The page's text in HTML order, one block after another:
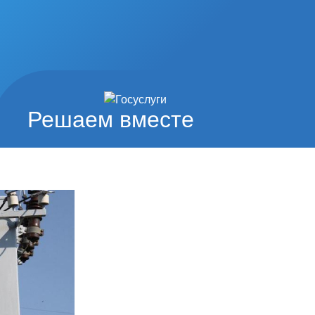
Решаем вместе